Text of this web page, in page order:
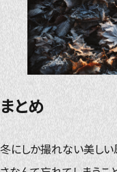
まとめ
冬にしか撮れない美し